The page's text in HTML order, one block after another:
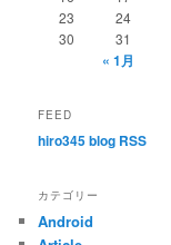
23
24
30
31
« 1月
FEED
hiro345 blog RSS
カテゴリー
Android